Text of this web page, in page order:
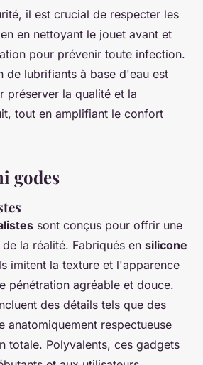
il est crucial de respecter les
en nettoyant le jouet avant et
pour prévenir toute infection.
de lubrifiants à base d'eau est
préserver la qualité et la
tout en amplifiant le confort
godes
sont conçus pour offrir une
la réalité. Fabriqués en silicone
imitent la texture et l'apparence
pénétration agréable et douce.
des détails tels que des
anatomiquement respectueuse
totale. Polyvalents, ces gadgets